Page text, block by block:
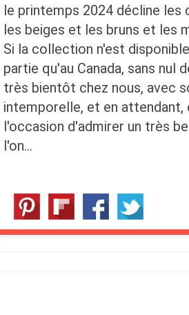
le printemps 2024 décline les
les beiges et les bruns et les
Si la collection n'est
partie qu'au Canada, sans nul
très bientôt chez nous, avec
intemporelle, et en attendant,
l'occasion d'admirer un très
l'on…